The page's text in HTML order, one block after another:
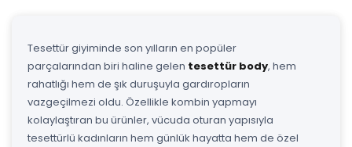
Tesettür giyiminde son yılların en popüler
parçalarından biri haline gelen tesettür body, hem
rahatlığı hem de şık duruşuyla gardıropların
vazgeçilmezi oldu. Özellikle kombin yapmayı
kolaylaştıran bu ürünler, vücuda oturan yapısıyla
tesettürlü kadınların hem günlük hayatta hem de özel